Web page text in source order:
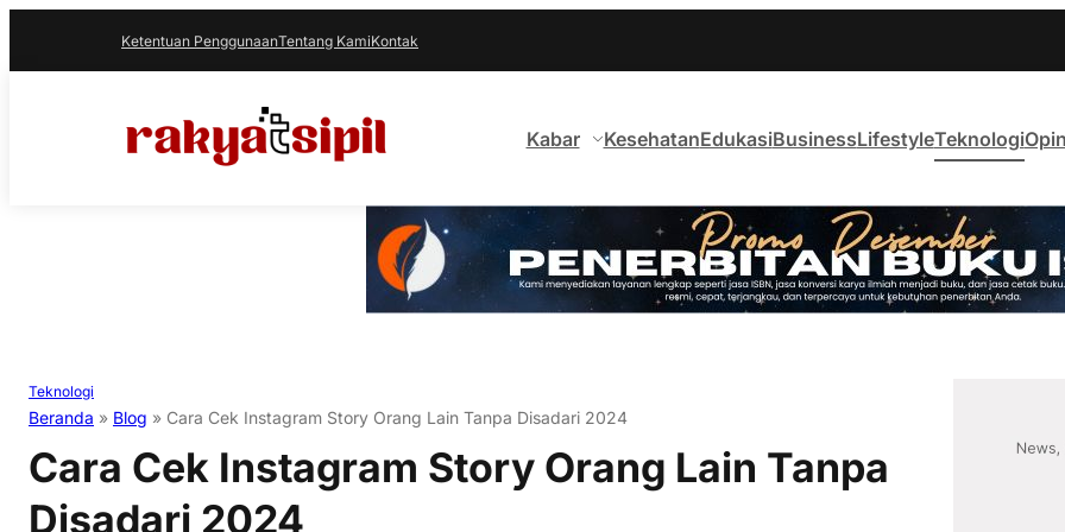
Ketentuan PenggunaanTentang KamiKontak
Kabar KesehatanEdukasiBusinessLifestyleTeknologi
Teknologi
Beranda » Blog » Cara Cek Instagram Story Orang Lain Tanpa Disadari 2024
Cara Cek Instagram Story Orang Lain Tanpa
Disadari 2024